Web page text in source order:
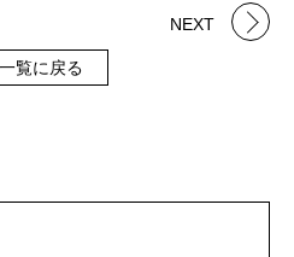
覧に戻る
NEXT